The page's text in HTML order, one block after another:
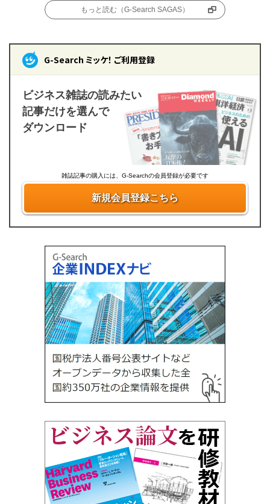
もっと読む（G-Search SAGAS）
G-Search ミッケ！ ご利用登録
ビジネス雑誌の読みたい
記事だけを選んで
ダウンロード
雑誌記事の購入には、G-Searchの会員登録が必要です
新規会員登録こちら